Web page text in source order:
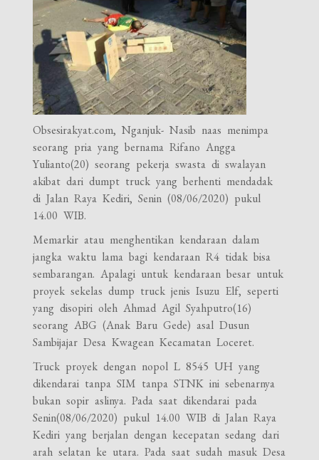
Obsesirakyat.com, Nganjuk- Nasib naas menimpa
seorang pria yang bernama Rifano Angga
Yulianto(20) seorang pekerja swasta di swalayan
akibat dari dumpt truck yang berhenti mendadak
di Jalan Raya Kediri, Senin (08/06/2020) pukul
14.00 WIB.
Memarkir atau menghentikan kendaraan dalam
jangka waktu lama bagi kendaraan R4 tidak bisa
sembarangan. Apalagi untuk kendaraan besar untuk
proyek sekelas dump truck jenis Isuzu Elf, seperti
yang disopiri oleh Ahmad Agil Syahputro(16)
seorang ABG (Anak Baru Gede) asal Dusun
Sambijajar Desa Kwagean Kecamatan Loceret.
Truck proyek dengan nopol L 8545 UH yang
dikendarai tanpa SIM tanpa STNK ini sebenarnya
bukan sopir aslinya. Pada saat dikendarai pada
Senin(08/06/2020) pukul 14.00 WIB di Jalan Raya
Kediri yang berjalan dengan kecepatan sedang dari
arah selatan ke utara. Pada saat sudah masuk Desa